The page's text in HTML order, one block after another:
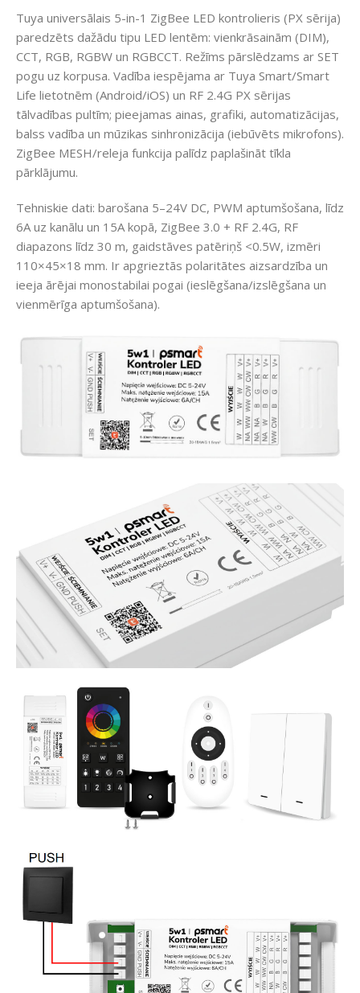
Tuya universālais 5-in-1 ZigBee LED kontrolieris (PX sērija)
paredzēts dažādu tipu LED lentēm: vienkrāsainām (DIM),
CCT, RGB, RGBW un RGBCCT. Režīms pārslēdzams ar SET
pogu uz korpusa. Vadība iespējama ar Tuya Smart/Smart
Life lietotnēm (Android/iOS) un RF 2.4G PX sērijas
tālvadības pultīm; pieejamas ainas, grafiki, automatizācijas,
balss vadība un mūzikas sinhronizācija (iebūvēts mikrofons).
ZigBee MESH/releja funkcija palīdz paplašināt tīkla
pārklājumu.
Tehniskie dati: barošana 5–24V DC, PWM aptumšošana, līdz
6A uz kanālu un 15A kopā, ZigBee 3.0 + RF 2.4G, RF
diapazons līdz 30 m, gaidstāves patēriņš <0.5W, izmēri
110×45×18 mm. Ir apgrieztās polaritātes aizsardzība un
ieeja ārējai monostabilai pogai (ieslēgšana/izslēgšana un
vienmērīga aptumšošana).